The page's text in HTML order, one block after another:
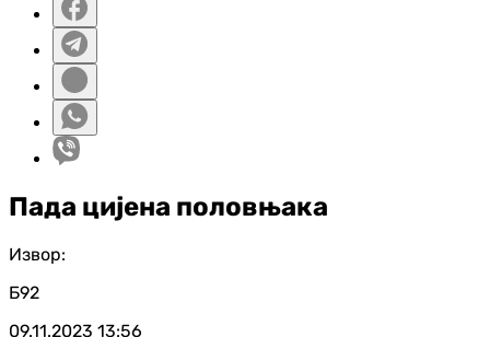
Пада цијена половњака
Извор:
Б92
09.11.2023 13:56